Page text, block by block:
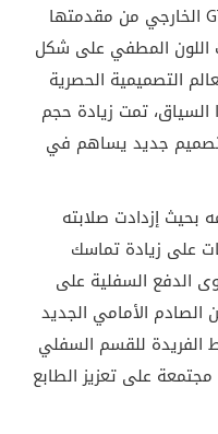
الخارجي من مقدمتها
اللون المطفي على شكل
التصميمية الحصرية
تمت زيادة حجم
تصميم جديد يساهم في
بحيث إزدادت صلابته
على زيادة تماسك
الدفع السفلية على
الصادم الأمامي الجديد
الفريدة للقسم السفلي
على تعزيز الطابع